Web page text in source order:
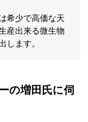
希少で高価な天
産出来る微生物
します。
の増田氏に伺